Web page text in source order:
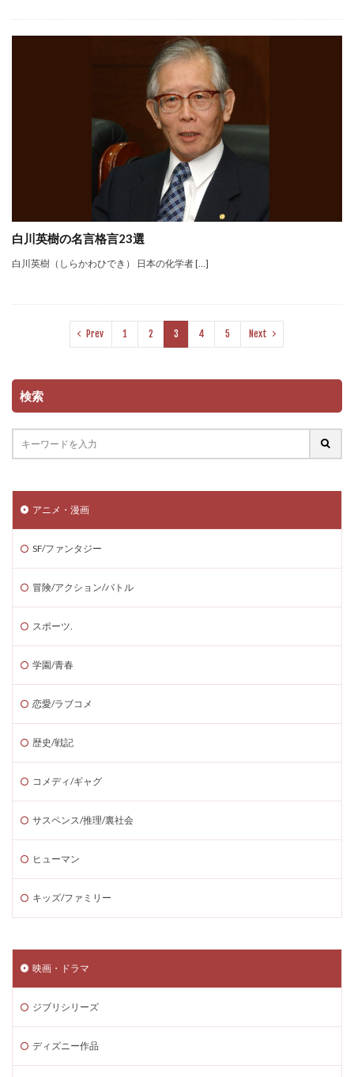
白川英樹の名言格言23選
白川英樹（しらかわひでき） 日本の化学者 […]
Prev 1 2 3 4 5 Next
検索
アニメ・漫画
SF/ファンタジー
冒険/アクション/バトル
スポーツ.
学園/青春
恋愛/ラブコメ
歴史/戦記
コメディ/ギャグ
サスペンス/推理/裏社会
ヒューマン
キッズ/ファミリー
映画・ドラマ
ジブリシリーズ
ディズニー作品